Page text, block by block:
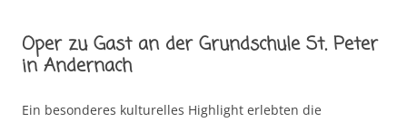
Oper zu Gast an der Grundschule St. Peter
in Andernach
Ein besonderes kulturelles Highlight erlebten die